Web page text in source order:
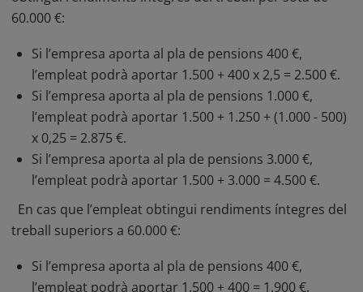
60.000 €:
Si l’empresa aporta al pla de pensions 400 €,
l’empleat podrà aportar 1.500 + 400 x 2,5 = 2.500 €.
Si l’empresa aporta al pla de pensions 1.000 €,
l’empleat podrà aportar 1.500 + 1.250 + (1.000 - 500)
x 0,25 = 2.875 €.
Si l’empresa aporta al pla de pensions 3.000 €,
l’empleat podrà aportar 1.500 + 3.000 = 4.500 €.
En cas que l’empleat obtingui rendiments íntegres del
treball superiors a 60.000 €:
Si l’empresa aporta al pla de pensions 400 €,
l’empleat podrà aportar 1.500 + 400 = 1.900 €.